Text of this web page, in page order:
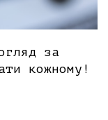
за
кожному!